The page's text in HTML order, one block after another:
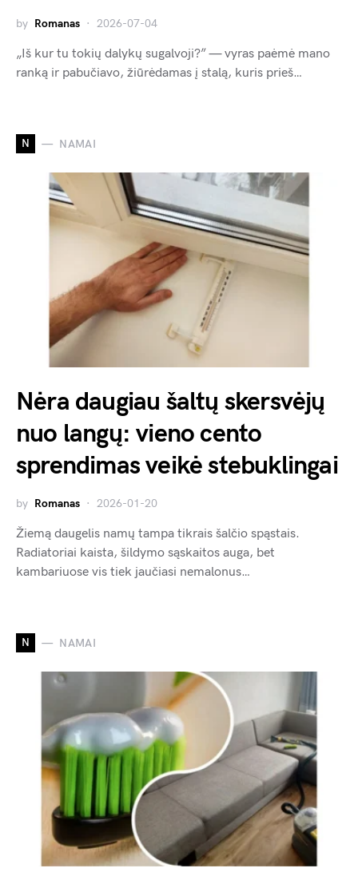
by Romanas 2026-07-04
„Iš kur tu tokių dalykų sugalvoji?” — vyras paėmė mano
ranką ir pabučiavo, žiūrėdamas į stalą, kuris prieš…
N NAMAI
Nėra daugiau šaltų skersvėjų
nuo langų: vieno cento
sprendimas veikė stebuklingai
by Romanas 2026-01-20
Žiemą daugelis namų tampa tikrais šalčio spąstais.
Radiatoriai kaista, šildymo sąskaitos auga, bet
kambariuose vis tiek jaučiasi nemalonus…
N NAMAI